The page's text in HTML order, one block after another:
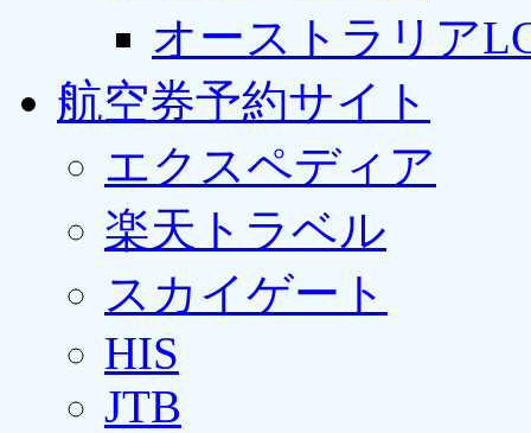
オーストラリア
航空券予約サイト
エクスペディア
楽天トラベル
スカイゲート
HIS
JTB